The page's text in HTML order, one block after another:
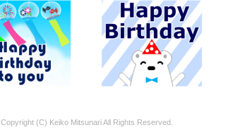
Copyright (C) Keiko Mitsunari All Rights Reserved.